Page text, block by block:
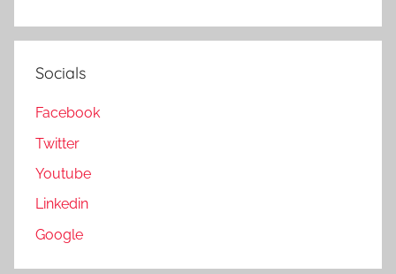
Socials
Facebook
Twitter
Youtube
Linkedin
Google